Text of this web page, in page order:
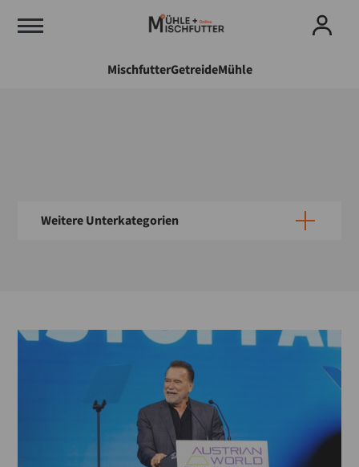
MischfutterGetreideMühle
Weitere Unterkategorien
Verfahrenstechnologe